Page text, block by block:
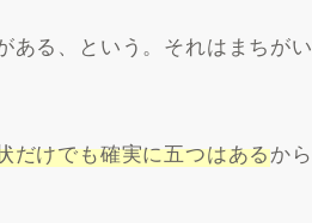
ある、という。それはまちがい
だけでも確実に五つはあるから